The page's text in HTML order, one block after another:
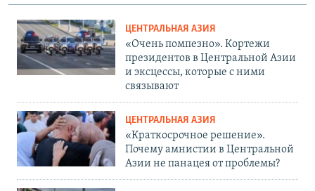
ЦЕНТРАЛЬНАЯ АЗИЯ
«Очень помпезно». Кортежи
президентов в Центральной Азии
и эксцессы, которые с ними
связывают
ЦЕНТРАЛЬНАЯ АЗИЯ
«Краткосрочное решение».
Почему амнистии в Центральной
Азии не панацея от проблемы?